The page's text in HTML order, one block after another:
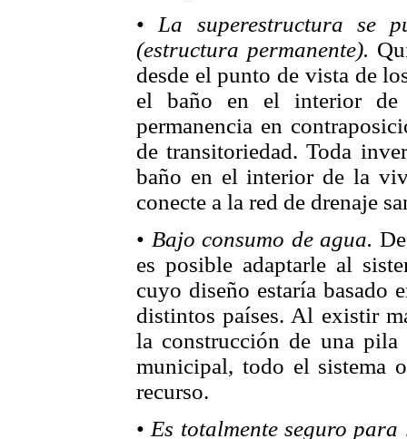
• La superestructura se
(estructura permanente).
desde el punto de vista de
el baño en el interior
permanencia en
de transitoriedad. Toda
baño en el interior de la
conecte a la red de drenaje
• Bajo consumo de agua.
es posible adaptarle al
cuyo diseño estaría basado
distintos países. Al existir
la construcción de una
municipal, todo el sistema
recurso.
• Es totalmente seguro para